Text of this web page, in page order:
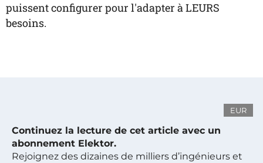
puissent configurer pour l'adapter à LEURS
besoins.
EUR
Continuez la lecture de cet article avec un
abonnement Elektor.
Rejoignez des dizaines de milliers d’ingénieurs et